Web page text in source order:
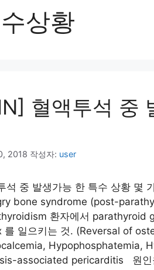
상황
혈액투석 중
2018 작성자: user
석 중 발생가능 한 특수 상황 몇
bone syndrome (post-
환자에서 parathyroid
를 일으키는 것. (Reversal of
Hypophosphatemia,
associated pericarditis 원